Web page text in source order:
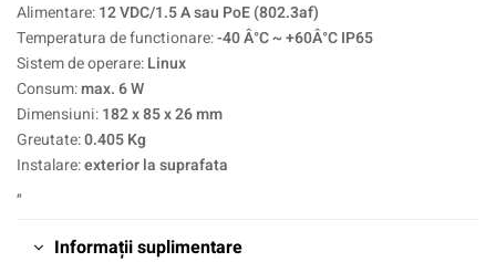
Alimentare:12 VDC/1.5 A sau PoE (802.3af)
Temperatura de functionare:-40 Â°C ~ +60Â°C IP65
Sistem de operare:Linux
Consum:max. 6 W
Dimensiuni:182 x 85 x 26 mm
Greutate:0.405 Kg
Instalare:exterior la suprafata
„
Informații suplimentare